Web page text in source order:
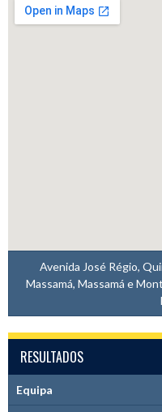
Avenida José Régio,
Massamá, Massamá e
RESULTADOS
Equipa